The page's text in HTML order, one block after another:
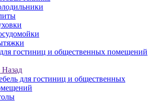
гостиниц и общественных помещений
Назад
для гостиниц и общественных